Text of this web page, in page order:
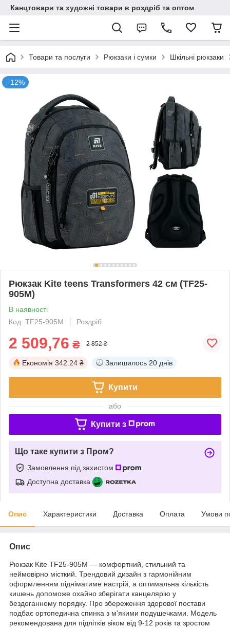
Канцтовари та художні товари в роздріб та оптом
Товари та послуги Рюкзаки і сумки Шкільні рюкзаки
–12%
Рюкзак Kite teens Transformers 42 см (TF25-
905M)
В наявності
Код: TF25-905M
Роздріб
2 509,76 ₴ 2 852 ₴
Економія 342.24 ₴ Залишилось 20 днів
Купити
або
Купити з
Що таке купити з Пром?
Замовлення під захистом
Доступна доставка
Опис Характеристики Доставка Оплата Умови
Опис
Рюкзак Kite TF25-905M — комфортний, стильний та
неймовірно місткий. Трендовий дизайн з гармонійним
оформленням підніматиме настрій, а оптимальна кількість
кишень допоможе охайно зберігати канцелярію у
бездоганному порядку. Про збереження здорової постави
подбає ортопедична спинка з м'якими подушечками. Модель
рекомендована для підлітків віком від 9-12 років та зростом